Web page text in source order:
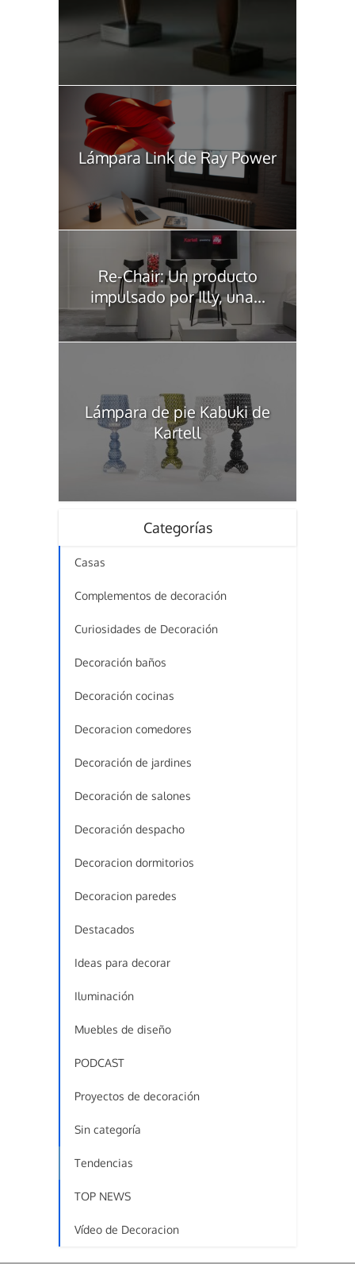
Lámpara Link de Ray Power
Re-Chair: Un producto
impulsado por Illy, una...
Lámpara de pie Kabuki de
Kartell
Categorías
Casas
Complementos de decoración
Curiosidades de Decoración
Decoración baños
Decoración cocinas
Decoracion comedores
Decoración de jardines
Decoración de salones
Decoración despacho
Decoracion dormitorios
Decoracion paredes
Destacados
Ideas para decorar
Iluminación
Muebles de diseño
PODCAST
Proyectos de decoración
Sin categoría
Tendencias
TOP NEWS
Vídeo de Decoracion